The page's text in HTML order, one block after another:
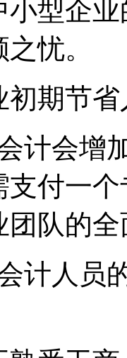
小型企
忧。
初期节
计会增
支付一
团队的
计人员